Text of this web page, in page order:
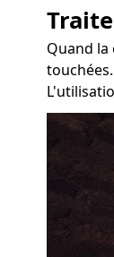
Quand la